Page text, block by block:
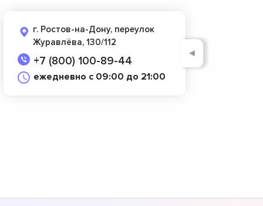
г. Ростов-на-Дону, переулок
Журавлёва, 130/112
+7 (800) 100-89-44
ежедневно с 09:00 до 21:00
◄